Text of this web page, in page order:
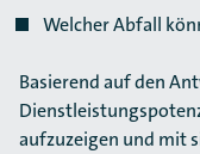
Welcher Abfall
Basierend auf den
aufzuzeigen und mit